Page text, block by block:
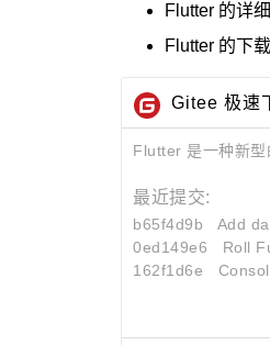
Flutter 的详
Flutter 的下
Gitee 极速
Flutter 是一种新型
最近提交:
b65f4d9b Add
0ed149e6
Roll
162f1d6e